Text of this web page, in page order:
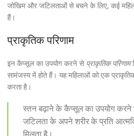
जोखिम और जटिलताओं से बचने के लिए, कई
हैं।
प्राकृतिक परिणाम
इन कैप्सूल का उपयोग करने से प्राकृतिक परिणाम
सामंजस्य में होते हैं। यह महिलाओं को एक
करता है।
स्तन बढ़ाने के कैप्सूल का उपयोग करने
जटिलता के अपने शरीर के प्रति